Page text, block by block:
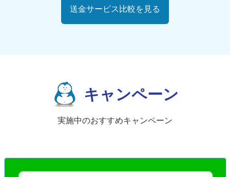
送金サービス比較を見る
キャンペーン
実施中のおすすめキャンペーン